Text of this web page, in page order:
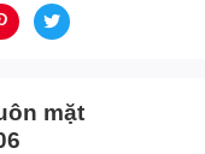
mặt